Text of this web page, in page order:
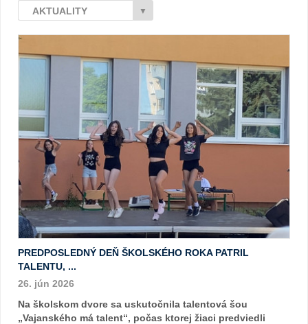
AKTUALITY ▼
PREDPOSLEDNÝ DEŇ ŠKOLSKÉHO ROKA PATRIL
TALENTU, ...
26. jún 2026
Na školskom dvore sa uskutočnila talentová šou
„Vajanského má talent“, počas ktorej žiaci predviedli